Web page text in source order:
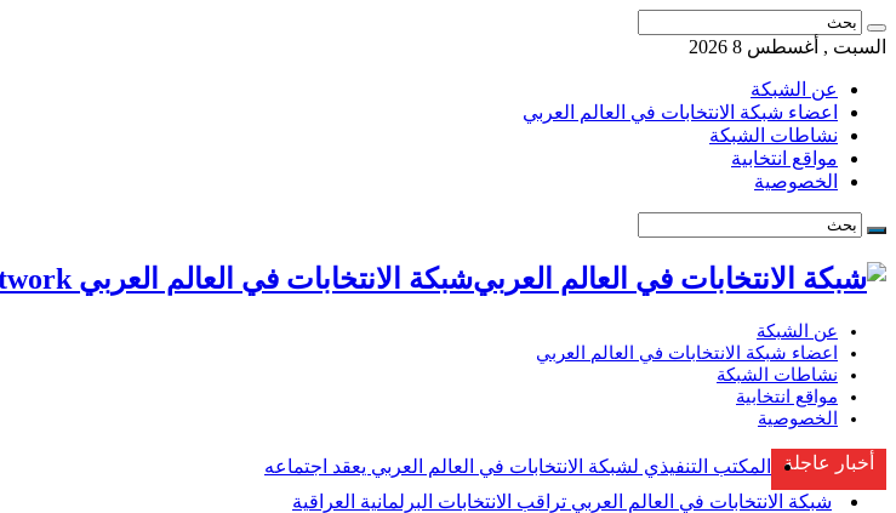
السبت , أغسطس 8 2026
عن الشبكة
اعضاء شبكة الانتخابات في العالم العربي
نشاطات الشبكة
مواقع انتخابية
الخصوصية
شبكة الانتخابات في العالم العربي Arab Elections Network
عن الشبكة
اعضاء شبكة الانتخابات في العالم العربي
نشاطات الشبكة
مواقع انتخابية
الخصوصية
أخبار عاجلة
المكتب التنفيذي لشبكة الانتخابات في العالم العربي يعقد اجتماعه
شبكة الانتخابات في العالم العربي تراقب الانتخابات البرلمانية العراقية